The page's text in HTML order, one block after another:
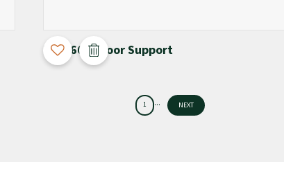
M-4066 + Floor Support
1 ... NEXT